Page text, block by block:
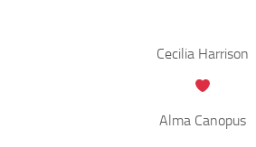
Cecilia Harrison
Alma Canopus